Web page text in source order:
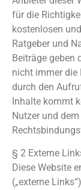
für die
kostenlosen
Ratgeber und
Beiträge geben
nicht immer die
durch den
Inhalte kommt
Nutzer und
§ 2 Externe
Diese Website
(„externe